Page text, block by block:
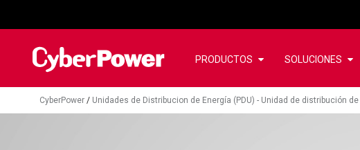
PRODUCTOS SOLUCIONES
CyberPower / Unidades de Distribucion de Energía (PDU) - Unidad de distribución de